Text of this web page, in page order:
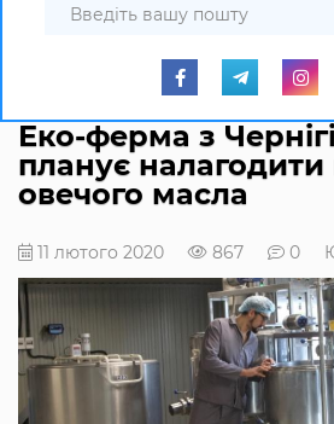
Еко-ферма з
планує налагодити
овечого масла
11 лютого 2020 867 0